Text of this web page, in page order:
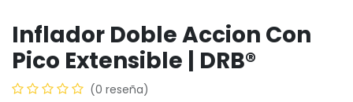
Inflador Doble Accion Con
Pico Extensible | DRB®
(0 reseña)